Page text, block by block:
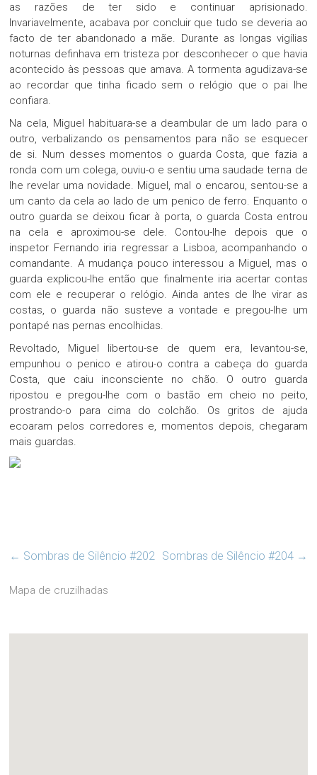
as razões de ter sido e continuar aprisionado.
Invariavelmente, acabava por concluir que tudo se deveria ao
facto de ter abandonado a mãe. Durante as longas vigílias
noturnas definhava em tristeza por desconhecer o que havia
acontecido às pessoas que amava. A tormenta agudizava-se
ao recordar que tinha ficado sem o relógio que o pai lhe
confiara.
Na cela, Miguel habituara-se a deambular de um lado para o
outro, verbalizando os pensamentos para não se esquecer
de si. Num desses momentos o guarda Costa, que fazia a
ronda com um colega, ouviu-o e sentiu uma saudade terna de
lhe revelar uma novidade. Miguel, mal o encarou, sentou-se a
um canto da cela ao lado de um penico de ferro. Enquanto o
outro guarda se deixou ficar à porta, o guarda Costa entrou
na cela e aproximou-se dele. Contou-lhe depois que o
inspetor Fernando iria regressar a Lisboa, acompanhando o
comandante. A mudança pouco interessou a Miguel, mas o
guarda explicou-lhe então que finalmente iria acertar contas
com ele e recuperar o relógio. Ainda antes de lhe virar as
costas, o guarda não susteve a vontade e pregou-lhe um
pontapé nas pernas encolhidas.
Revoltado, Miguel libertou-se de quem era, levantou-se,
empunhou o penico e atirou-o contra a cabeça do guarda
Costa, que caiu inconsciente no chão. O outro guarda
ripostou e pregou-lhe com o bastão em cheio no peito,
prostrando-o para cima do colchão. Os gritos de ajuda
ecoaram pelos corredores e, momentos depois, chegaram
mais guardas.
← Sombras de Silêncio #202 Sombras de Silêncio #204 →
Mapa de cruzilhadas